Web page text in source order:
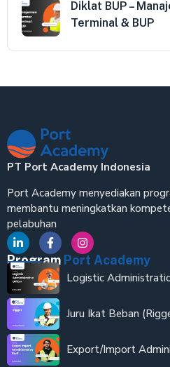
Diklat BUP –
Terminal & BUP
PT Port Academy Indonesia
Port Academy menyediakan
membantu meningkatkan
pelabuhan
Program Port Academy
Logistic
Juru Ikat Beban
Export/Import